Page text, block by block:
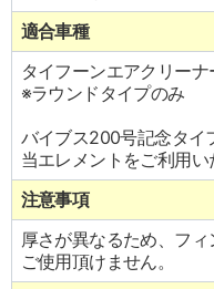
適合車種
タイフーンエアクリーナ
※ラウンドタイプのみ
バイブス200号記念タイ
当エレメントをご利用い
注意事項
厚さが異なるため、フ
ご使用頂けません。